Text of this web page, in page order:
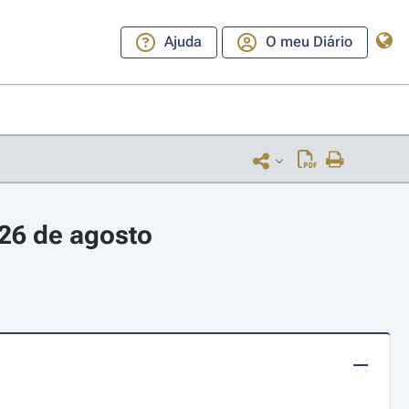
Ajuda O meu Diário
de agosto